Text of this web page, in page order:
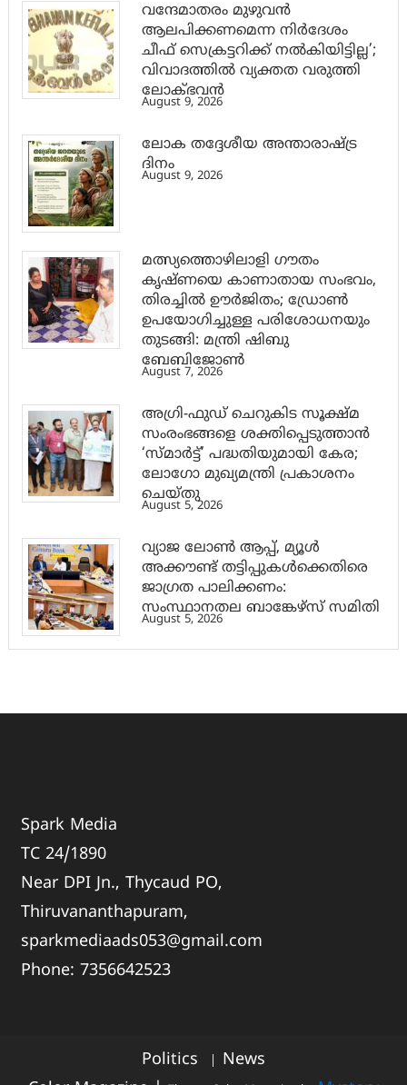
വന്ദേമാതരം മുഴുവൻ
ആലപിക്കണമെന്ന നിർദേശം
ചീഫ് സെക്രട്ടറിക്ക് നൽകിയിട്ടില്ല’;
വിവാദത്തിൽ വ്യക്തത വരുത്തി
ലോക്ഭവൻ
August 9, 2026
ലോക തദ്ദേശീയ അന്താരാഷ്ട്ര
ദിനം
August 9, 2026
മത്സ്യത്തൊഴിലാളി ഗൗതം
കൃഷ്ണയെ കാണാതായ സംഭവം,
തിരച്ചിൽ ഊർജിതം; ഡ്രോണ്‍
ഉപയോഗിച്ചുള്ള പരിശോധനയും
തുടങ്ങി: മന്ത്രി ഷിബു
ബേബിജോണ്‍
August 7, 2026
അഗ്രി-ഫുഡ് ചെറുകിട സൂക്ഷ്മ
സംരംഭങ്ങളെ ശക്തിപ്പെടുത്താന്‍
‘സ്മാര്‍ട്ട്’ പദ്ധതിയുമായി കേര;
ലോഗോ മുഖ്യമന്ത്രി പ്രകാശനം
ചെയ്തു
August 5, 2026
വ്യാജ ലോൺ ആപ്പ്, മ്യൂൾ
അക്കൗണ്ട് തട്ടിപ്പുകൾക്കെതിരെ
ജാ​ഗ്രത പാലിക്കണം:
സംസ്ഥാനതല ബാങ്കേഴ്സ് സമിതി
August 5, 2026
Spark Media
TC 24/1890
Near DPI Jn., Thycaud PO,
Thiruvananthapuram,
sparkmediaads053@gmail.com
Phone:7356642523
Politics
News